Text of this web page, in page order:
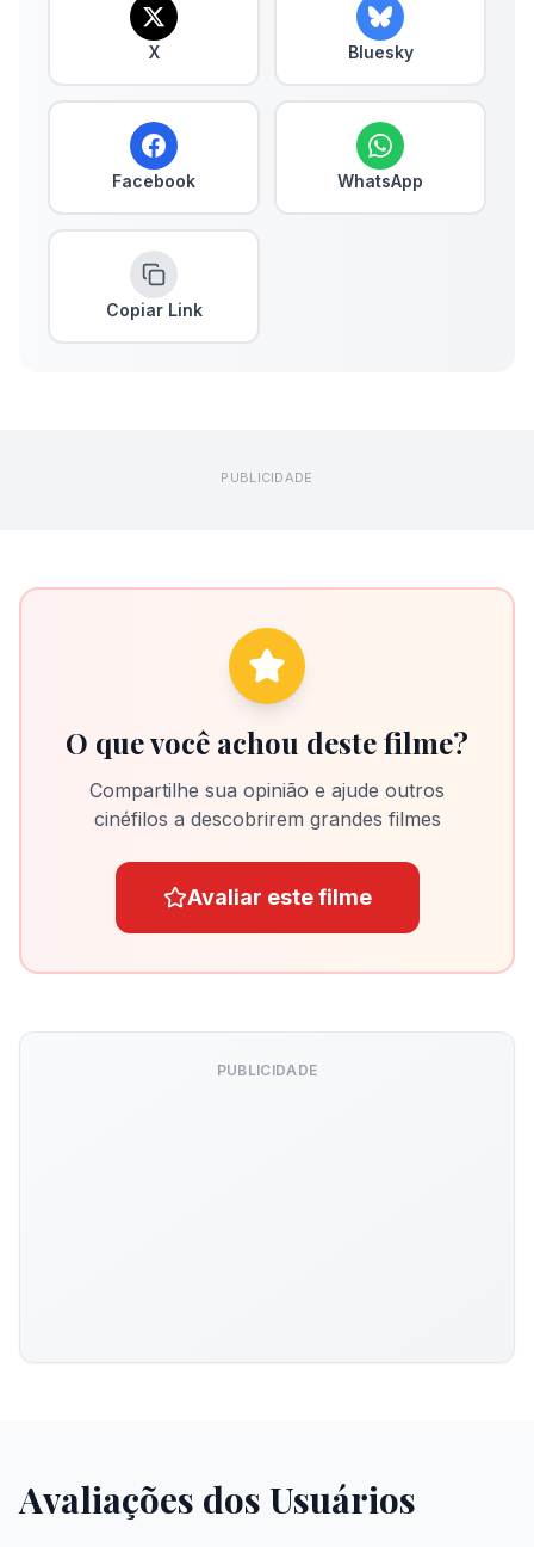
X Bluesky
Facebook WhatsApp
Copiar Link
PUBLICIDADE
O que você achou deste filme?
Compartilhe sua opinião e ajude outros
cinéfilos a descobrirem grandes filmes
Avaliar este filme
PUBLICIDADE
Avaliações dos Usuários